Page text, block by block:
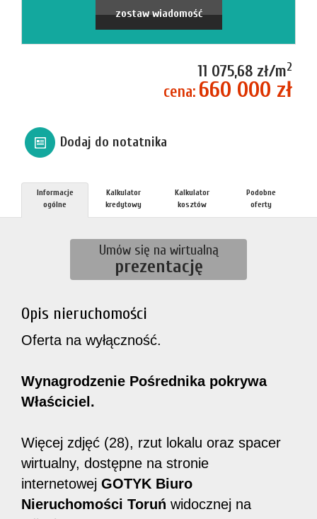
zostaw wiadomość
11 075,68 zł/m2
cena: 660 000 zł
Dodaj do notatnika
Informacje
ogólne
Kalkulator
kredytowy
Kalkulator
kosztów
Podobne
oferty
Umów się na wirtualną
prezentację
Opis nieruchomości
Oferta na wyłączność.
Wynagrodzenie Pośrednika pokrywa
Właściciel.
Więcej zdjęć (28), rzut lokalu oraz spacer
wirtualny, dostępne na stronie
internetowej GOTYK Biuro
Nieruchomości Toruń widocznej na